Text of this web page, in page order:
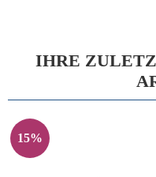
IHRE
15%